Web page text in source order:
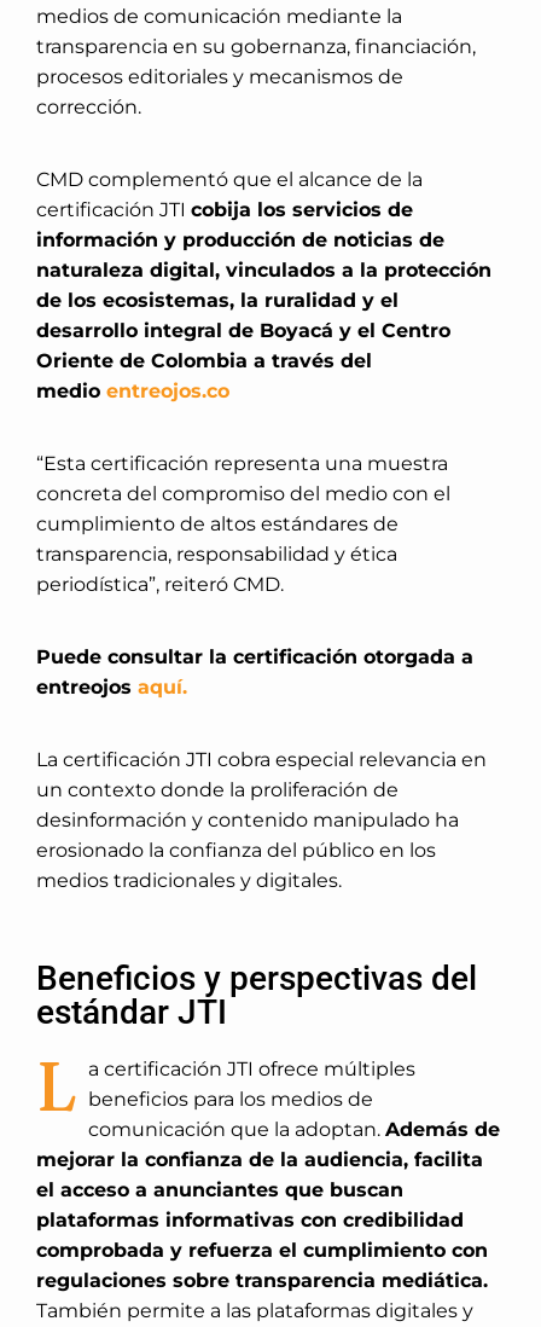
medios de comunicación mediante la
transparencia en su gobernanza, financiación,
procesos editoriales y mecanismos de
corrección.
CMD complementó que el alcance de la
certificación JTI cobija los servicios de
información y producción de noticias de
naturaleza digital, vinculados a la protección
de los ecosistemas, la ruralidad y el
desarrollo integral de Boyacá y el Centro
Oriente de Colombia a través del
medio entreojos.co
“Esta certificación representa una muestra
concreta del compromiso del medio con el
cumplimiento de altos estándares de
transparencia, responsabilidad y ética
periodística”, reiteró CMD.
Puede consultar la certificación otorgada a
entreojos aquí.
La certificación JTI cobra especial relevancia en
un contexto donde la proliferación de
desinformación y contenido manipulado ha
erosionado la confianza del público en los
medios tradicionales y digitales.
Beneficios y perspectivas del
estándar JTI
L a certificación JTI ofrece múltiples
beneficios para los medios de
comunicación que la adoptan. Además de
mejorar la confianza de la audiencia, facilita
el acceso a anunciantes que buscan
plataformas informativas con credibilidad
comprobada y refuerza el cumplimiento con
regulaciones sobre transparencia mediática.
También permite a las plataformas digitales y